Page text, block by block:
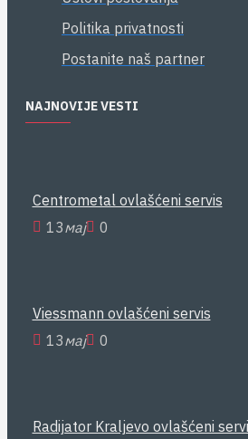
Politika privatnosti
Postanite naš partner
NAJNOVIJE VESTI
Centrometal ovlašćeni servis
13мај 0
Viessmann ovlašćeni servis
13мај 0
Radijator Kraljevo ovlašćeni